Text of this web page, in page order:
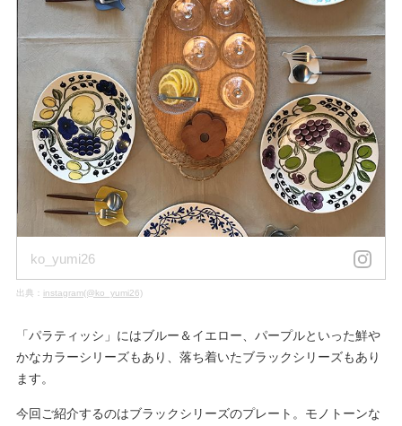
ko_yumi26
出典： instagram(@ko_yumi26)
「パラティッシ」にはブルー＆イエロー、パープルといった鮮や
かなカラーシリーズもあり、落ち着いたブラックシリーズもあり
ます。
今回ご紹介するのはブラックシリーズのプレート。モノトーンな